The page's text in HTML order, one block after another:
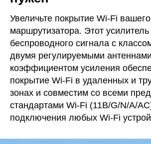
Увеличьте покрытие Wi-Fi вашего
маршрутизатора. Этот усилитель
беспроводного сигнала с
двумя регулируемыми
коэффициентом усиления
покрытие Wi-Fi в удаленных и
зонах и совместим со всеми
стандартами Wi-Fi (11B/G/N/A/
подключения любых Wi-Fi